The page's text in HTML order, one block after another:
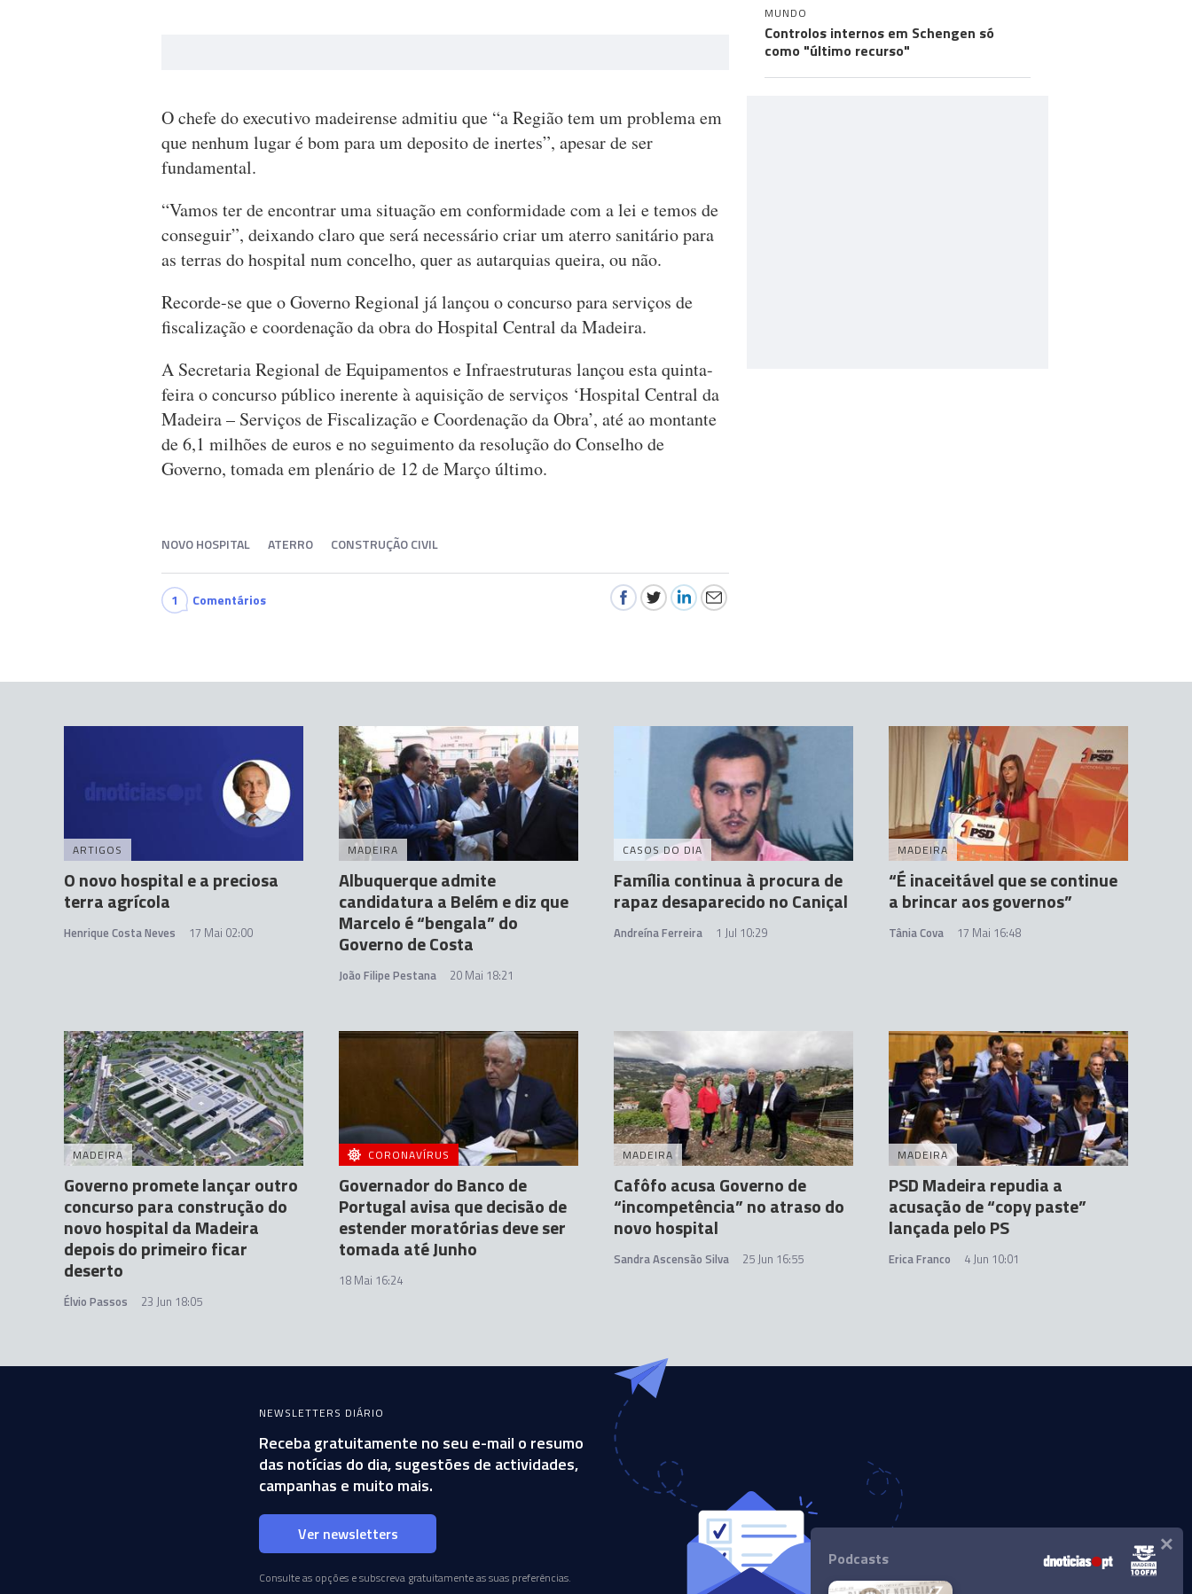
O chefe do executivo madeirense admitiu que “a Região tem um problema em
que nenhum lugar é bom para um deposito de inertes”, apesar de ser
fundamental.
“Vamos ter de encontrar uma situação em conformidade com a lei e temos de
conseguir”, deixando claro que será necessário criar um aterro sanitário para
as terras do hospital num concelho, quer as autarquias queira, ou não.
Recorde-se que o Governo Regional já lançou o concurso para serviços de
fiscalização e coordenação da obra do Hospital Central da Madeira.
A Secretaria Regional de Equipamentos e Infraestruturas lançou esta quinta-
feira o concurso público inerente à aquisição de serviços ‘Hospital Central da
Madeira – Serviços de Fiscalização e Coordenação da Obra’, até ao montante
de 6,1 milhões de euros e no seguimento da resolução do Conselho de
Governo, tomada em plenário de 12 de Março último.
NOVO HOSPITAL ATERRO CONSTRUÇÃO CIVIL
1 Comentários
MUNDO
Controlos internos em Schengen só
como "último recurso"
ARTIGOS
O novo hospital e a preciosa
terra agrícola
Henrique Costa Neves 17 Mai 02:00
MADEIRA
Albuquerque admite
candidatura a Belém e diz que
Marcelo é “bengala” do
Governo de Costa
João Filipe Pestana 20 Mai 18:21
CASOS DO DIA
Família continua à procura de
rapaz desaparecido no Caniçal
Andreína Ferreira 1 Jul 10:29
MADEIRA
“É inaceitável que se continue
a brincar aos governos”
Tânia Cova 17 Mai 16:48
MADEIRA
Governo promete lançar outro
concurso para construção do
novo hospital da Madeira
depois do primeiro ficar
deserto
Élvio Passos 23 Jun 18:05
CORONAVÍRUS
Governador do Banco de
Portugal avisa que decisão de
estender moratórias deve ser
tomada até Junho
18 Mai 16:24
MADEIRA
Cafôfo acusa Governo de
“incompetência” no atraso do
novo hospital
Sandra Ascensão Silva 25 Jun 16:55
MADEIRA
PSD Madeira repudia a
acusação de “copy paste”
lançada pelo PS
Erica Franco 4 Jun 10:01
NEWSLETTERS DIÁRIO
Receba gratuitamente no seu e-mail o resumo
das notícias do dia, sugestões de actividades,
campanhas e muito mais.
Ver newsletters
Consulte as opções e subscreva gratuitamente as suas preferências.
Podcasts ×